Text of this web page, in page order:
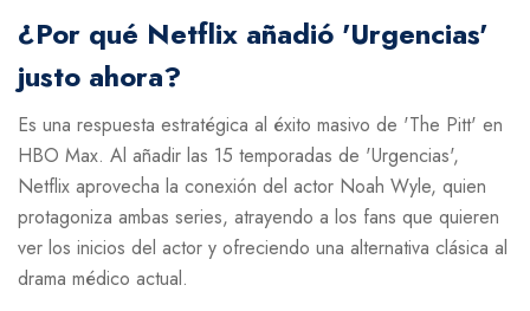
¿Por qué Netflix añadió 'Urgencias'
justo ahora?
Es una respuesta estratégica al éxito masivo de 'The Pitt' en
HBO Max. Al añadir las 15 temporadas de 'Urgencias',
Netflix aprovecha la conexión del actor Noah Wyle, quien
protagoniza ambas series, atrayendo a los fans que quieren
ver los inicios del actor y ofreciendo una alternativa clásica al
drama médico actual.